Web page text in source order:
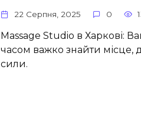
22 Серпня, 2025 0
Massage Studio в Харкові:
часом важко знайти місце,
сили.